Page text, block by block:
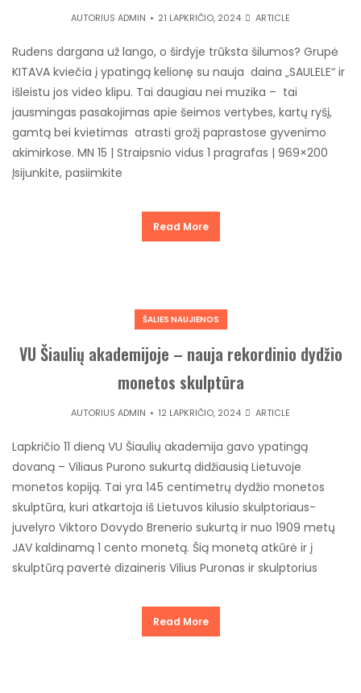
AUTORIUSADMIN 21 LAPKRIČIO, 2024 ARTICLE
Rudens dargana už lango, o širdyje trūksta šilumos? Grupė
KITAVA kviečia į ypatingą kelionę su nauja daina „SAULELE“ ir
išleistu jos video klipu. Tai daugiau nei muzika – tai
jausmingas pasakojimas apie šeimos vertybes, kartų ryšį,
gamtą bei kvietimas atrasti grožį paprastose gyvenimo
akimirkose. MN 15 | Straipsnio vidus 1 pragrafas | 969×200
Įsijunkite, pasiimkite
Read More
ŠALIES NAUJIENOS
VU Šiaulių akademijoje – nauja rekordinio dydžio
monetos skulptūra
AUTORIUSADMIN 12 LAPKRIČIO, 2024 ARTICLE
Lapkričio 11 dieną VU Šiaulių akademija gavo ypatingą
dovaną – Viliaus Purono sukurtą didžiausią Lietuvoje
monetos kopiją. Tai yra 145 centimetrų dydžio monetos
skulptūra, kuri atkartoja iš Lietuvos kilusio skulptoriaus-
juvelyro Viktoro Dovydo Brenerio sukurtą ir nuo 1909 metų
JAV kaldinamą 1 cento monetą. Šią monetą atkūrė ir į
skulptūrą pavertė dizaineris Vilius Puronas ir skulptorius
Read More